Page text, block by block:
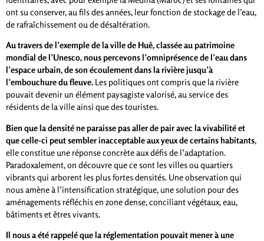
ont su conserver, au fils des années, leur fonction de stockage de l’eau,
de rafraîchissement ou de désaltération.
Au travers de l’exemple de la ville de Huê, classée au patrimoine
mondial de l’Unesco, nous percevons l’omniprésence de l’eau dans
l’espace urbain, de son écoulement dans la rivière jusqu’à
l’embouchure du fleuve. Les politiques ont compris que la rivière
pouvait devenir un élément paysagiste valorisé, au service des
résidents de la ville ainsi que des touristes.
Bien que la densité ne paraisse pas aller de pair avec la vivabilité et
que celle-ci peut sembler inacceptable aux yeux de certains habitants,
elle constitue une réponse concrète aux défis de l’adaptation.
Paradoxalement, on découvre que ce sont les villes ou quartiers
vibrants qui arborent les plus fortes densités. Une observation qui
nous amène à l’intensification stratégique, une solution pour des
aménagements réfléchis en zone dense, conciliant végétaux, eau,
bâtiments et êtres vivants.
Il nous a été rappelé que la réglementation pouvait mener à une